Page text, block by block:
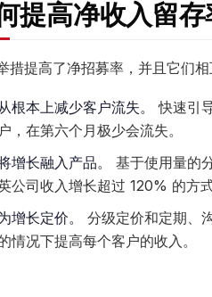
提高净收入留存
措提高了净招募率，并且它们相
根本上减少客户流失。
快速引
户，在第六个月极少会流失。
增长融入产品。
基于使用量的
公司收入增长超过 120% 的方式
增长定价。
分级定价和定期、
情况下提高每个客户的收入。